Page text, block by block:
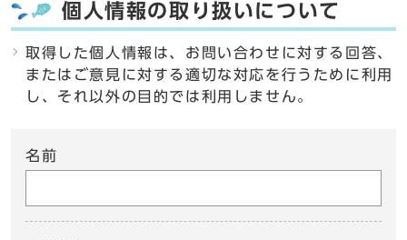
個人情報の取り扱いについて
取得した個人情報は、お問い合わせに対する回答、
またはご意見に対する適切な対応を行うために利用
し、それ以外の目的では利用しません。
名前